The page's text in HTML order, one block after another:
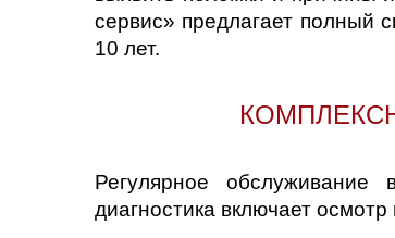
сервис» предлагает полный
10 лет.
Регулярное обслуживание
диагностика включает